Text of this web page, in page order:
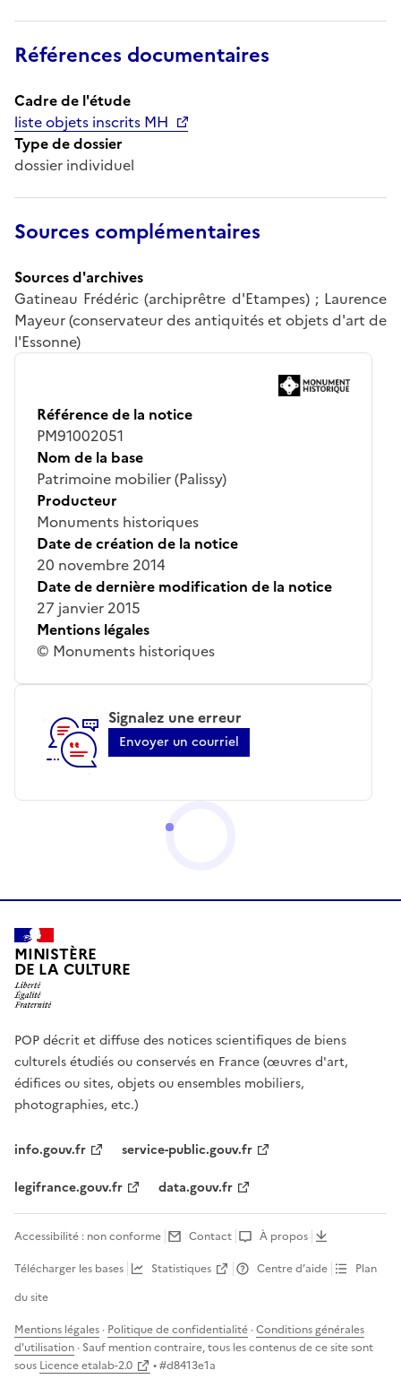
Références documentaires
Cadre de l'étude
liste objets inscrits MH
Type de dossier
dossier individuel
Sources complémentaires
Sources d'archives
Gatineau Frédéric (archiprêtre d'Etampes) ; Laurence
Mayeur (conservateur des antiquités et objets d'art de
l'Essonne)
Référence de la notice
PM91002051
Nom de la base
Patrimoine mobilier (Palissy)
Producteur
Monuments historiques
Date de création de la notice
20 novembre 2014
Date de dernière modification de la notice
27 janvier 2015
Mentions légales
© Monuments historiques
Signalez une erreur
Envoyer un courriel
MINISTÈRE
DE LA CULTURE
POP décrit et diffuse des notices scientifiques de biens
culturels étudiés ou conservés en France (œuvres d'art,
édifices ou sites, objets ou ensembles mobiliers,
photographies, etc.)
info.gouv.fr
service-public.gouv.fr
legifrance.gouv.fr
data.gouv.fr
Accessibilité : non conforme Contact
À propos
Télécharger les bases
Statistiques Centre d’aide
Plan
du site
Mentions légales · Politique de confidentialité ·Conditions générales
d'utilisation · Sauf mention contraire, tous les contenus de ce site sont
sous Licence etalab-2.0 • #d8413e1a